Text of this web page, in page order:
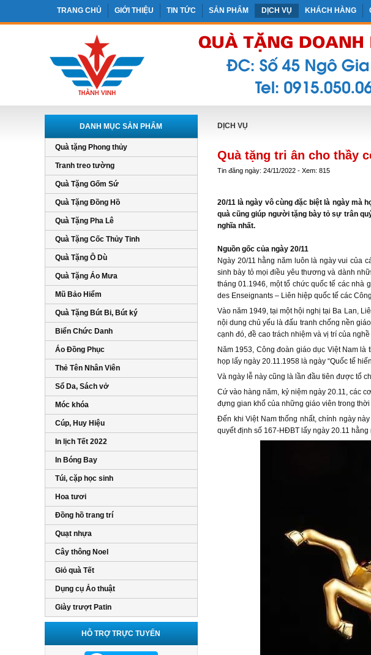
TRANG CHỦ GIỚI THIỆU TIN TỨC SẢN PHẨM DỊCH VỤ KHÁCH HÀNG
DANH MỤC SẢN PHẨM
Quà tặng Phong thủy
Tranh treo tường
Quà Tặng Gốm Sứ
Quà Tặng Đồng Hồ
Quà Tặng Pha Lê
Quà Tặng Cốc Thủy Tinh
Quà Tặng Ô Dù
Quà Tặng Áo Mưa
Mũ Bảo Hiểm
Quà Tặng Bút Bi, Bút ký
Biển Chức Danh
Áo Đồng Phục
Thẻ Tên Nhân Viên
Sổ Da, Sách vở
Móc khóa
Cúp, Huy Hiệu
In lịch Tết 2022
In Bóng Bay
Túi, cặp học sinh
Hoa tươi
Đồng hồ trang trí
Quạt nhựa
Cây thông Noel
Giỏ quà Tết
Dụng cụ Ảo thuật
Giày trượt Patin
HỖ TRỢ TRỰC TUYẾN
DỊCH VỤ
Quà tặng tri ân cho thầy
Tin đăng ngày: 24/11/2022 - Xem: 815
20/11 là ngày vô cùng đặc biệt là ngày mà
quà cũng giúp người tặng bày tỏ sự trân
nghĩa nhất.
Nguồn gốc của ngày 20/11
Ngày 20/11 hằng năm luôn là ngày vui của
sinh bày tỏ mọi điều yêu thương và dành
tháng 01.1946, một tổ chức quốc tế các nhà
des Enseignants – Liên hiệp quốc tế các
Vào năm 1949, tại một hội nghị tại Ba Lan,
nội dung chủ yếu là đấu tranh chống nền
cạnh đó, đề cao trách nhiệm và vị trí của
Năm 1953, Công đoàn giáo dục Việt Nam
họp lấy ngày 20.11.1958 là ngày “Quốc tế
Và ngày lễ này cũng là lần đầu tiên được tổ
Cứ vào hàng năm, kỷ niệm ngày 20.11, các
đựng gian khổ của những giáo viên trong
Đến khi Việt Nam thống nhất, chính ngày
quyết định số 167-HĐBT lấy ngày 20.11